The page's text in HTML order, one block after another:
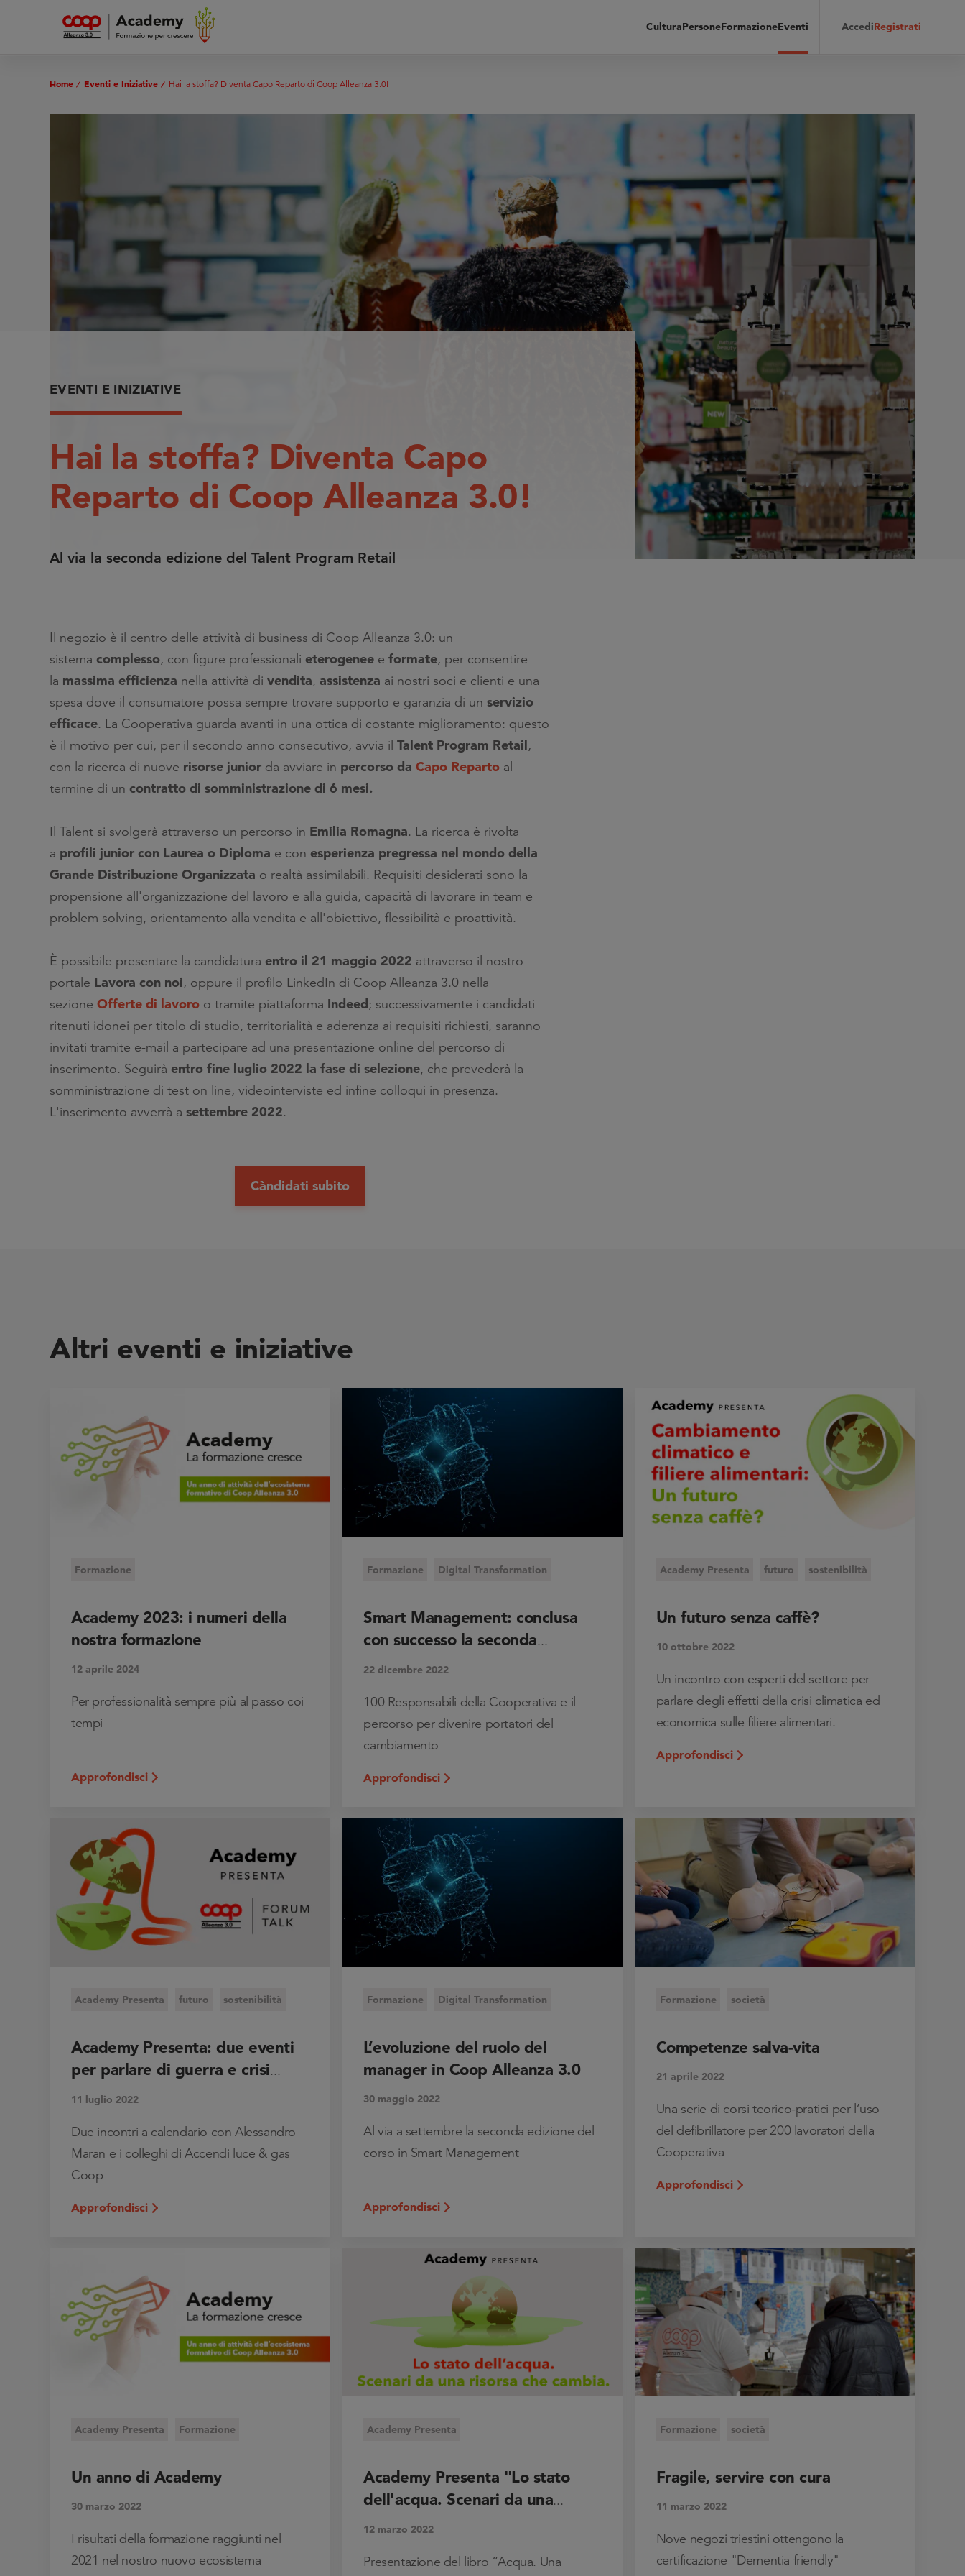
CulturaPersoneFormazioneEventi AccediRegistrati
Home / Eventi e Iniziative / Hai la stoffa? Diventa Capo Reparto di Coop Alleanza 3.0!
EVENTI E INIZIATIVE
Hai la stoffa? Diventa Capo
Reparto di Coop Alleanza 3.0!
Al via la seconda edizione del Talent Program Retail
Il negozio è il centro delle attività di business di Coop Alleanza 3.0: un
sistema complesso, con figure professionali eterogenee e formate, per consentire
la massima efficienza nella attività di vendita, assistenza ai nostri soci e clienti e una
spesa dove il consumatore possa sempre trovare supporto e garanzia di un servizio
efficace. La Cooperativa guarda avanti in una ottica di costante miglioramento: questo
è il motivo per cui, per il secondo anno consecutivo, avvia il Talent Program Retail,
con la ricerca di nuove risorse junior da avviare in percorso da Capo Reparto al
termine di un contratto di somministrazione di 6 mesi.
Il Talent si svolgerà attraverso un percorso in Emilia Romagna. La ricerca è rivolta
a profili junior con Laurea o Diploma e con esperienza pregressa nel mondo della
Grande Distribuzione Organizzata o realtà assimilabili. Requisiti desiderati sono la
propensione all'organizzazione del lavoro e alla guida, capacità di lavorare in team e
problem solving, orientamento alla vendita e all'obiettivo, flessibilità e proattività.
È possibile presentare la candidatura entro il 21 maggio 2022 attraverso il nostro
portale Lavora con noi, oppure il profilo LinkedIn di Coop Alleanza 3.0 nella
sezione Offerte di lavoro o tramite piattaforma Indeed; successivamente i candidati
ritenuti idonei per titolo di studio, territorialità e aderenza ai requisiti richiesti, saranno
invitati tramite e-mail a partecipare ad una presentazione online del percorso di
inserimento. Seguirà entro fine luglio 2022 la fase di selezione, che prevederà la
somministrazione di test on line, videointerviste ed infine colloqui in presenza.
L'inserimento avverrà a settembre 2022.
Càndidati subito
Altri eventi e iniziative
Formazione
Academy 2023: i numeri della
nostra formazione
12 aprile 2024
Per professionalità sempre più al passo coi
tempi
Approfondisci
Formazione Digital Transformation
Smart Management: conclusa
con successo la seconda...
22 dicembre 2022
100 Responsabili della Cooperativa e il
percorso per divenire portatori del
cambiamento
Approfondisci
Academy Presenta futuro sostenibilità
Un futuro senza caffè?
10 ottobre 2022
Un incontro con esperti del settore per
parlare degli effetti della crisi climatica ed
economica sulle filiere alimentari.
Approfondisci
Academy Presenta futuro sostenibilità
Academy Presenta: due eventi
per parlare di guerra e crisi...
11 luglio 2022
Due incontri a calendario con Alessandro
Maran e i colleghi di Accendi luce & gas
Coop
Approfondisci
Formazione Digital Transformation
L’evoluzione del ruolo del
manager in Coop Alleanza 3.0
30 maggio 2022
Al via a settembre la seconda edizione del
corso in Smart Management
Approfondisci
Formazione società
Competenze salva-vita
21 aprile 2022
Una serie di corsi teorico-pratici per l’uso
del defibrillatore per 200 lavoratori della
Cooperativa
Approfondisci
Academy Presenta Formazione
Un anno di Academy
30 marzo 2022
I risultati della formazione raggiunti nel
2021 nel nostro nuovo ecosistema
Academy Presenta
Academy Presenta "Lo stato
dell'acqua. Scenari da una...
12 marzo 2022
Presentazione del libro “Acqua. Una
Formazione società
Fragile, servire con cura
11 marzo 2022
Nove negozi triestini ottengono la
certificazione "Dementia friendly"